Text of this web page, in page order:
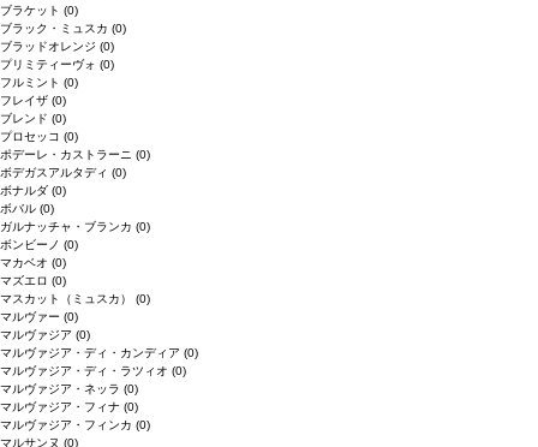
ブラケット (0)
ブラック・ミュスカ (0)
ブラッドオレンジ (0)
プリミティーヴォ (0)
フルミント (0)
フレイザ (0)
ブレンド (0)
プロセッコ (0)
ポデーレ・カストラーニ (0)
ボデガスアルタディ (0)
ボナルダ (0)
ボバル (0)
ガルナッチャ・ブランカ (0)
ボンビーノ (0)
マカベオ (0)
マズエロ (0)
マスカット（ミュスカ） (0)
マルヴァー (0)
マルヴァジア (0)
マルヴァジア・ディ・カンディア (0)
マルヴァジア・ディ・ラツィオ (0)
マルヴァジア・ネッラ (0)
マルヴァジア・フィナ (0)
マルヴァジア・フィンカ (0)
マルサンヌ (0)